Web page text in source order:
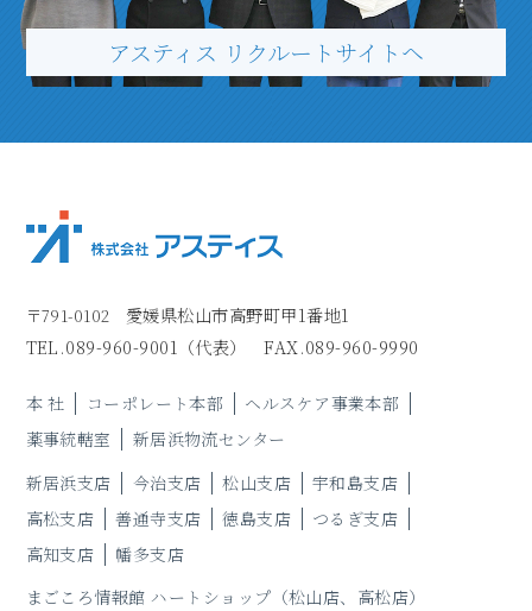
アスティス リクルートサイトヘ
〒791-0102
愛媛県松山市高野町甲1番地1
TEL.089-960-9001 （代表） FAX.089-960-9990
本 社 コーポレート本部
ヘルスケア事業本部
薬事統轄室
新居浜物流センター
新居浜支店
今治支店 松山支店
宇和島支店
高松支店
善通寺支店 徳島支店
つるぎ支店
高知支店
幡多支店
まごころ情報館 ハートショップ （松山店、高松店）